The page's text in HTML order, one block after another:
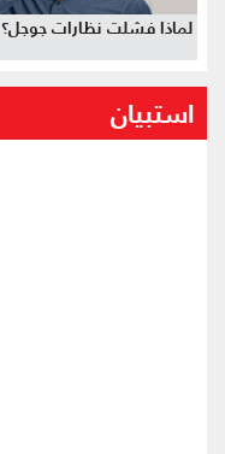
لماذا فشلت نظارات جوجل؟
استبيان